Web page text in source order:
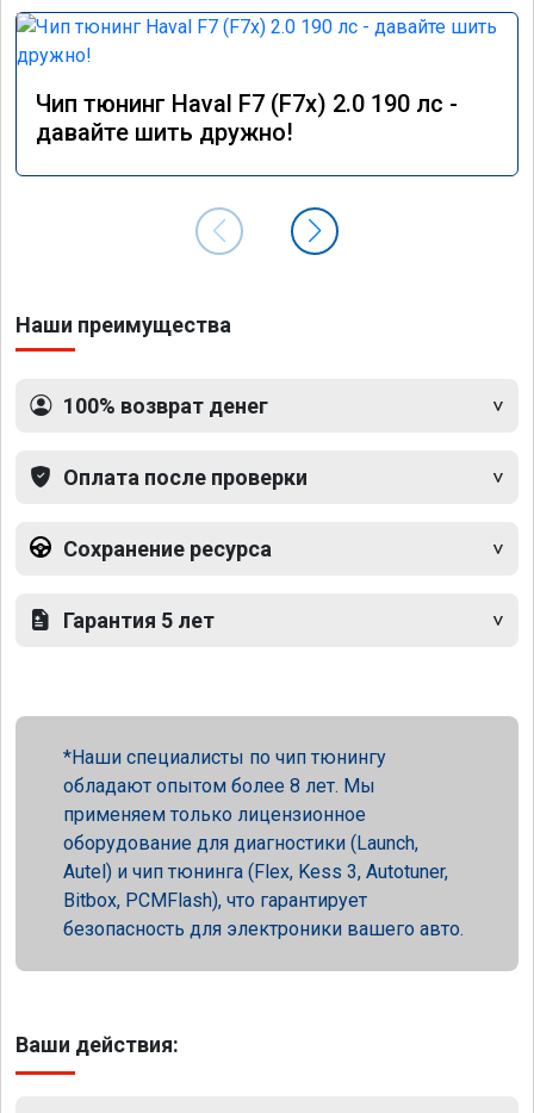
Чип тюнинг Haval F7 (F7x) 2.0 190 лс -
давайте шить дружно!
Наши преимущества
100% возврат денег
Оплата после проверки
Сохранение ресурса
Гарантия 5 лет
Наши специалисты по чип тюнингу
обладают опытом более 8 лет. Мы
применяем только лицензионное
оборудование для диагностики (Launch,
Autel) и чип тюнинга (Flex, Kess 3, Autotuner,
Bitbox, PCMFlash), что гарантирует
безопасность для электроники вашего авто.
Ваши действия: